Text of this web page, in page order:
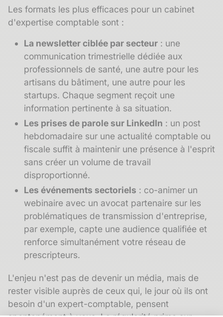
Les formats les plus efficaces pour un cabinet
d'expertise comptable sont :
La newsletterciblée par secteur : une
communication trimestrielle dédiée aux
professionnels de santé, une autre pour les
artisans du bâtiment, une autre pour les
startups. Chaque segment reçoit une
information pertinente à sa situation.
Les prises de parole sur LinkedIn : un post
hebdomadaire sur une actualité comptable ou
fiscale suffit à maintenir une présence à l'esprit
sans créer un volume de travail
disproportionné.
Les événements sectoriels : co-animer un
webinaire avec un avocat partenaire sur les
problématiques de transmission d'entreprise,
par exemple, capte une audience qualifiée et
renforce simultanément votre réseau de
prescripteurs.
L'enjeu n'est pas de devenir un média, mais de
rester visible auprès de ceux qui, le jour où ils ont
besoin d'un expert-comptable, pensent